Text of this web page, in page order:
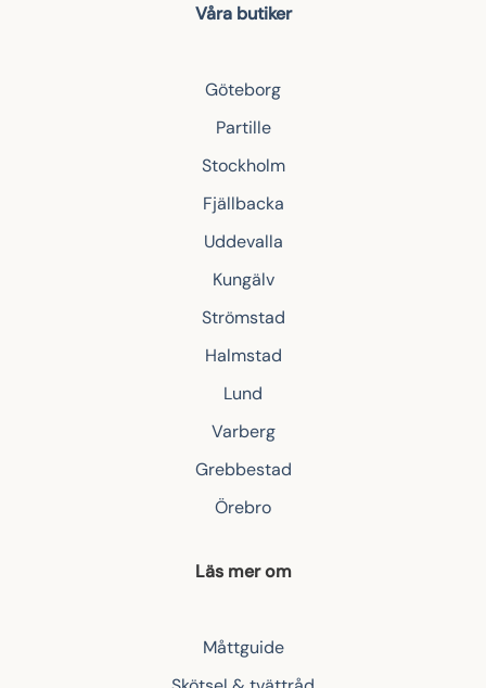
Våra butiker
Göteborg
Partille
Stockholm
Fjällbacka
Uddevalla
Kungälv
Strömstad
Halmstad
Lund
Varberg
Grebbestad
Örebro
Läs mer om
Måttguide